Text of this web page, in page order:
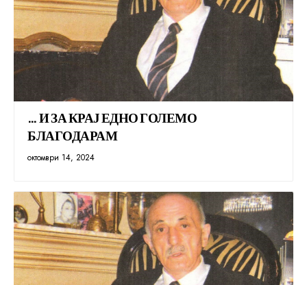
… И ЗА КРАЈ ЕДНО ГОЛЕМО
БЛАГОДАРАМ
октомври 14, 2024